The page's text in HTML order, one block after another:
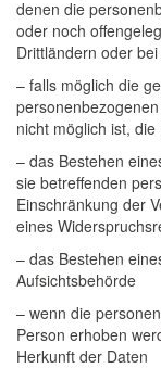
denen die
oder noch
Drittländern oder
– falls möglich die
nicht möglich ist,
– das Bestehen
sie betreffenden
Einschränkung der
eines
– das Bestehen
Aufsichtsbehörde
– wenn die
Person erhoben
Herkunft der Daten